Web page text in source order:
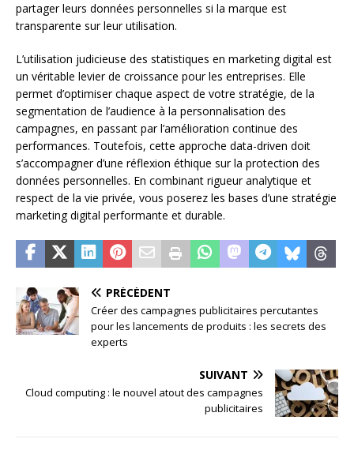
partager leurs données personnelles si la marque est
transparente sur leur utilisation.
L’utilisation judicieuse des statistiques en marketing digital est
un véritable levier de croissance pour les entreprises. Elle
permet d’optimiser chaque aspect de votre stratégie, de la
segmentation de l’audience à la personnalisation des
campagnes, en passant par l’amélioration continue des
performances. Toutefois, cette approche data-driven doit
s’accompagner d’une réflexion éthique sur la protection des
données personnelles. En combinant rigueur analytique et
respect de la vie privée, vous poserez les bases d’une stratégie
marketing digital performante et durable.
PRÉCÉDENT
Créer des campagnes publicitaires percutantes
pour les lancements de produits : les secrets des
experts
SUIVANT
Cloud computing : le nouvel atout des campagnes
publicitaires